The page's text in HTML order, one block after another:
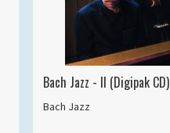
Bach Jazz - II (Digipak CD)
Bach Jazz